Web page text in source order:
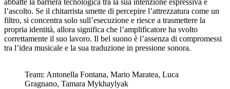
abbatte la barriera tecnologica tra la sua intenzione espressiva e
l’ascolto. Se il chitarrista smette di percepire l’attrezzatura come un
filtro, si concentra solo sull’esecuzione e riesce a trasmettere la
propria identità, allora significa che l’amplificatore ha svolto
correttamente il suo lavoro. Il bel suono è l’assenza di compromessi
tra l’idea musicale e la sua traduzione in pressione sonora.
Team: Antonella Fontana, Mario Maratea, Luca
Gragnano, Tamara Mykhaylyak